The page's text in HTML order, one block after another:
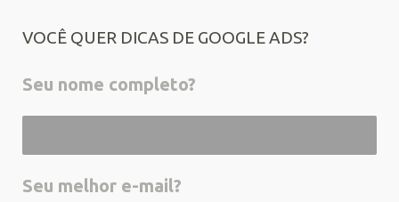
VOCÊ QUER DICAS DE GOOGLE ADS?
Seu nome completo?
Seu melhor e-mail?